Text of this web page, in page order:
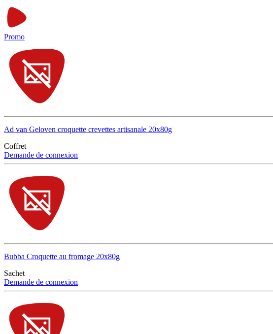
Promo
Ad van Geloven croquette crevettes artisanale 20x80g
Coffret
Demande de connexion
Bubba Croquette au fromage 20x80g
Sachet
Demande de connexion